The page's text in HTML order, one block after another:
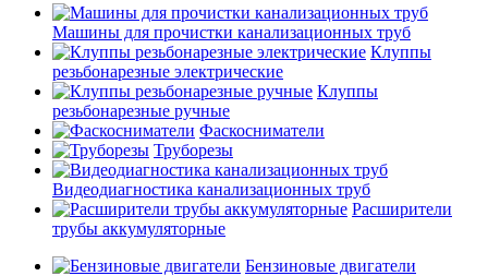
Машины для прочистки канализационных труб
Клуппы
резьбонарезные электрические
Клуппы
резьбонарезные ручные
Фаскосниматели
Труборезы
Видеодиагностика канализационных труб
Расширители
трубы аккумуляторные
Бензиновые двигатели